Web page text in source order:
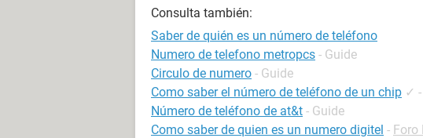
Consulta también:
Saber de quién es un número de teléfono
Numero de telefono metropcs - Guide
Circulo de numero - Guide
Como saber el número de teléfono de un chip ✓ -
Número de teléfono de at&t - Guide
Como saber de quien es un numero digitel - Foro